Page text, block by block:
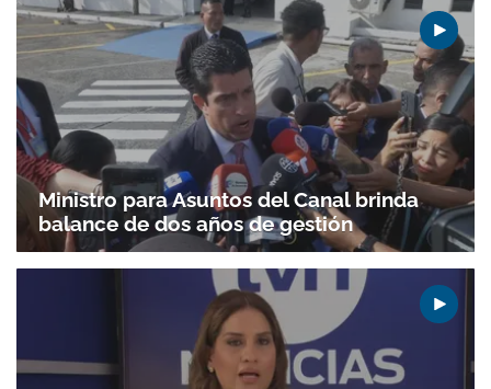
Ministro para Asuntos del Canal brinda
balance de dos años de gestión